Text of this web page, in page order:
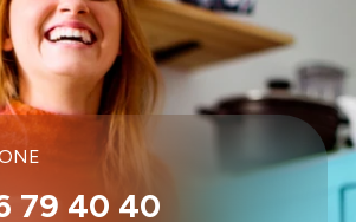
79 40 40